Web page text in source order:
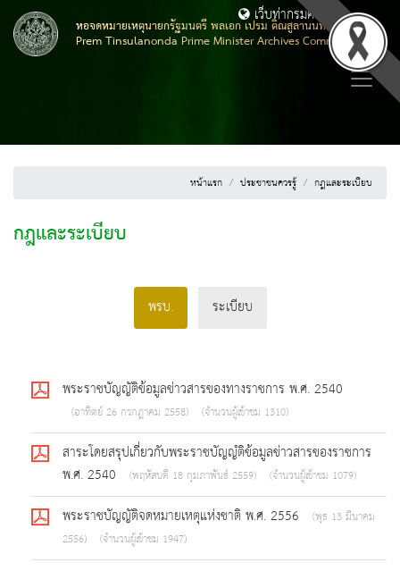
หอจดหมายเหตุนายกรัฐมนตรี พลเอก เปรม ติณสูลานนท์
Prem Tinsulanonda Prime Minister Archives Commemoration
เว็บท่ากรมศิลปากร
หน้าแรก ประชาชนควรรู้ กฎและระเบียบ
กฎและระเบียบ
พรบ. ระเบียบ
พระราชบัญญัติข้อมูลข่าวสารของทางราชการ พ.ศ. 2540
(อาทิตย์ 26 กรกฎาคม 2558) (จำนวนผู้เข้าชม 1310)
สาระโดยสรุปเกี่ยวกับพระราชบัญญํติข้อมูลข่าวสารของราชการ
พ.ศ. 2540
(พฤหัสบดี 18 กุมภาพันธ์ 2559) (จำนวนผู้เข้าชม 1079)
พระราชบัญญัติจดหมายเหตุแห่งชาติ พ.ศ. 2556
(พุธ 13 มีนาคม
2556)
(จำนวนผู้เข้าชม 1947)